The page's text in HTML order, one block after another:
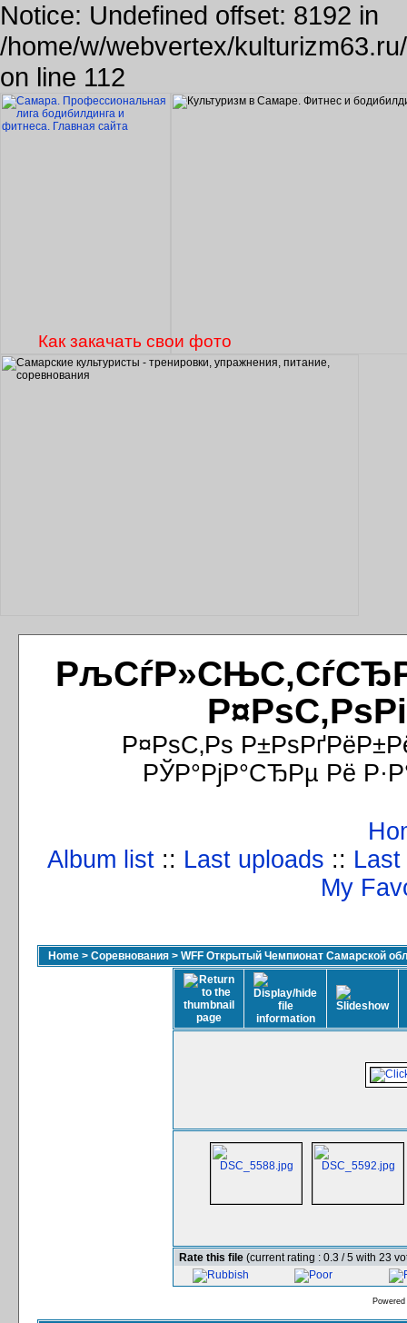
Notice: Undefined offset: 8192 in
/home/w/webvertex/
on line 112
Р¤РѕС‚Рѕ
РЎР°РјР°СЂРµ Рё
Album list :: Last uploads ::
My
Home > Соревнования > WFF Открытый Чемпионат Самарской
Rate this file (current rating : 0.3 / 5 with 23
Как закачать свои фото